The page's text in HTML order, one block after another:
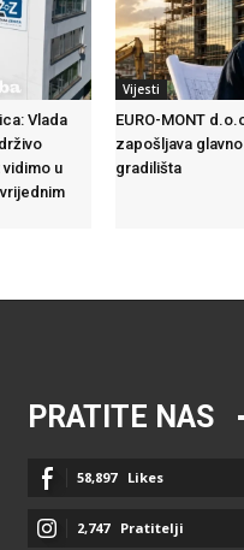
Vlada
u
Vijesti
EURO-MONT
zapošljava
gradilišta
PRATITE NAS
58,897 Likes
2,747 Pratitelji